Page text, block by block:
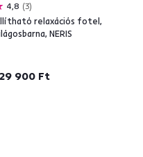
4,8 3
relaxációs fotel,
NERIS
900 Ft